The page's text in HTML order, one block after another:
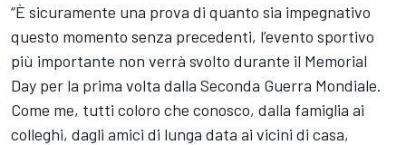
“È sicuramente una prova di quanto sia impegnativo
questo momento senza precedenti, l’evento sportivo
più importante non verrà svolto durante il Memorial
Day per la prima volta dalla Seconda Guerra Mondiale.
Come me, tutti coloro che conosco, dalla famiglia ai
colleghi, dagli amici di lunga data ai vicini di casa,